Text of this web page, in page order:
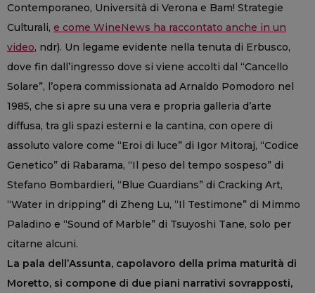
Contemporaneo, Università di Verona e Bam! Strategie
Culturali, e come WineNews ha raccontato anche in un
video, ndr). Un legame evidente nella tenuta di Erbusco,
dove fin dall’ingresso dove si viene accolti dal “Cancello
Solare”, l’opera commissionata ad Arnaldo Pomodoro nel
1985, che si apre su una vera e propria galleria d’arte
diffusa, tra gli spazi esterni e la cantina, con opere di
assoluto valore come “Eroi di luce” di Igor Mitoraj, “Codice
Genetico” di Rabarama, “Il peso del tempo sospeso” di
Stefano Bombardieri, “Blue Guardians” di Cracking Art,
“Water in dripping” di Zheng Lu, “Il Testimone” di Mimmo
Paladino e “Sound of Marble” di Tsuyoshi Tane, solo per
citarne alcuni.
La pala dell’Assunta, capolavoro della prima maturità di
Moretto, si compone di due piani narrativi sovrapposti,